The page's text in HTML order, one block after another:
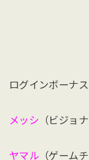
ログインボーナ
メッシ （ビジョ
ヤマル （ゲーム